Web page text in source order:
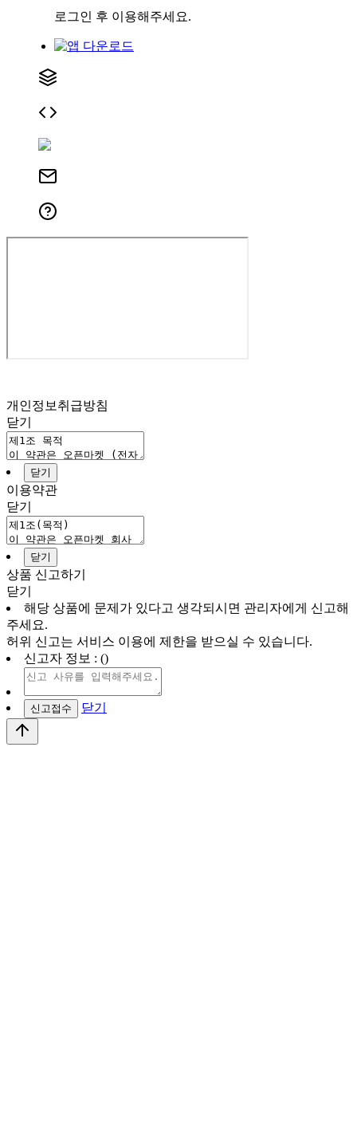
로그인 후 이용해주세요.
개인정보취급방침
닫기
닫기
이용약관
닫기
닫기
상품 신고하기
닫기
해당 상품에 문제가 있다고 생각되시면 관리자에게 신고해
주세요.
허위 신고는 서비스 이용에 제한을 받으실 수 있습니다.
신고자 정보 : ()
신고접수 닫기